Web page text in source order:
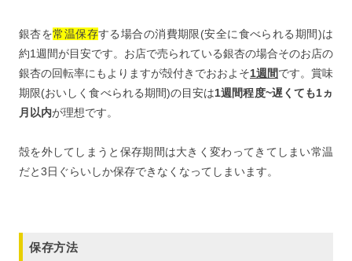
銀杏を常温保存する場合の消費期限(安全に食べられる期間)は
約1週間が目安です。お店で売られている銀杏の場合そのお店の
銀杏の回転率にもよりますが殻付きでおおよそ1週間です。賞味
期限(おいしく食べられる期間)の目安は1週間程度~遅くても1ヵ
月以内が理想です。
殻を外してしまうと保存期間は大きく変わってきてしまい常温
だと3日ぐらいしか保存できなくなってしまいます。
保存方法